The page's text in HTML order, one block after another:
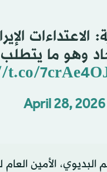
وهو ما يتطلب
t.co/
April 28, 2026
الأمين العام